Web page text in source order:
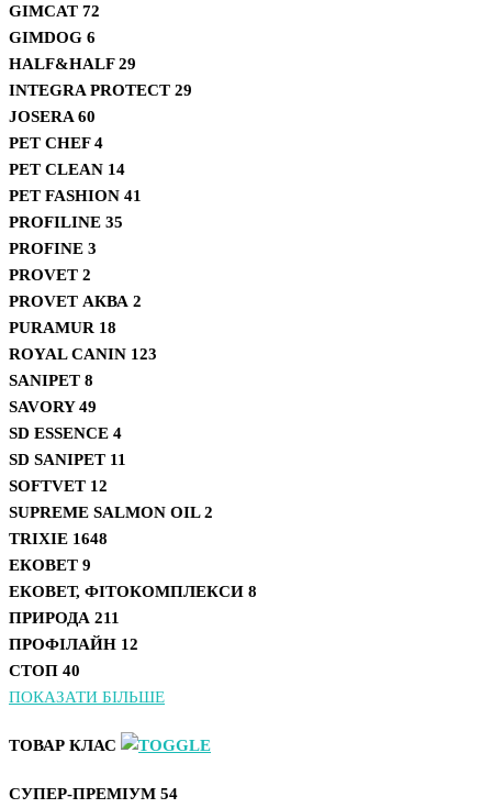
GIMCAT 72
GIMDOG 6
HALF&HALF29
INTEGRA PROTECT 29
JOSERA 60
PET CHEF4
PET CLEAN 14
PET FASHION 41
PROFILINE 35
PROFINE 3
PROVET 2
PROVET АКВА 2
PURAMUR 18
ROYAL CANIN 123
SANIPET 8
SAVORY49
SD ESSENCE 4
SD SANIPET 11
SOFTVET 12
SUPREME SALMON OIL2
TRIXIE 1648
ЕКОВЕТ 9
ЕКОВЕТ, ФІТОКОМПЛЕКСИ 8
ПРИРОДА 211
ПРОФІЛАЙН 12
СТОП 40
ПОКАЗАТИ БІЛЬШЕ
ТОВАР КЛАС
СУПЕР-ПРЕМІУМ 54